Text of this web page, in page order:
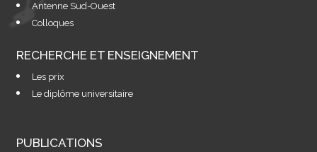
Antenne Sud-Ouest
Colloques
RECHERCHE ET ENSEIGNEMENT
Les prix
Le diplôme universitaire
PUBLICATIONS